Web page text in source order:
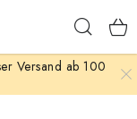
Versand ab 100